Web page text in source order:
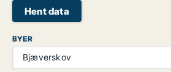
Hent data
BYER
Bjæverskov